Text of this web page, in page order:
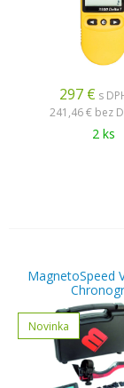
297 € s
241,46 € bez
2 ks
MagnetoSpeed
Novinka